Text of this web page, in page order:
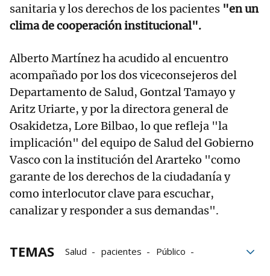
sanitaria y los derechos de los pacientes "en un
clima de cooperación institucional".
Alberto Martínez ha acudido al encuentro
acompañado por los dos viceconsejeros del
Departamento de Salud, Gontzal Tamayo y
Aritz Uriarte, y por la directora general de
Osakidetza, Lore Bilbao, lo que refleja "la
implicación" del equipo de Salud del Gobierno
Vasco con la institución del Ararteko "como
garante de los derechos de la ciudadanía y
como interlocutor clave para escuchar,
canalizar y responder a sus demandas".
TEMAS Salud pacientes
Público